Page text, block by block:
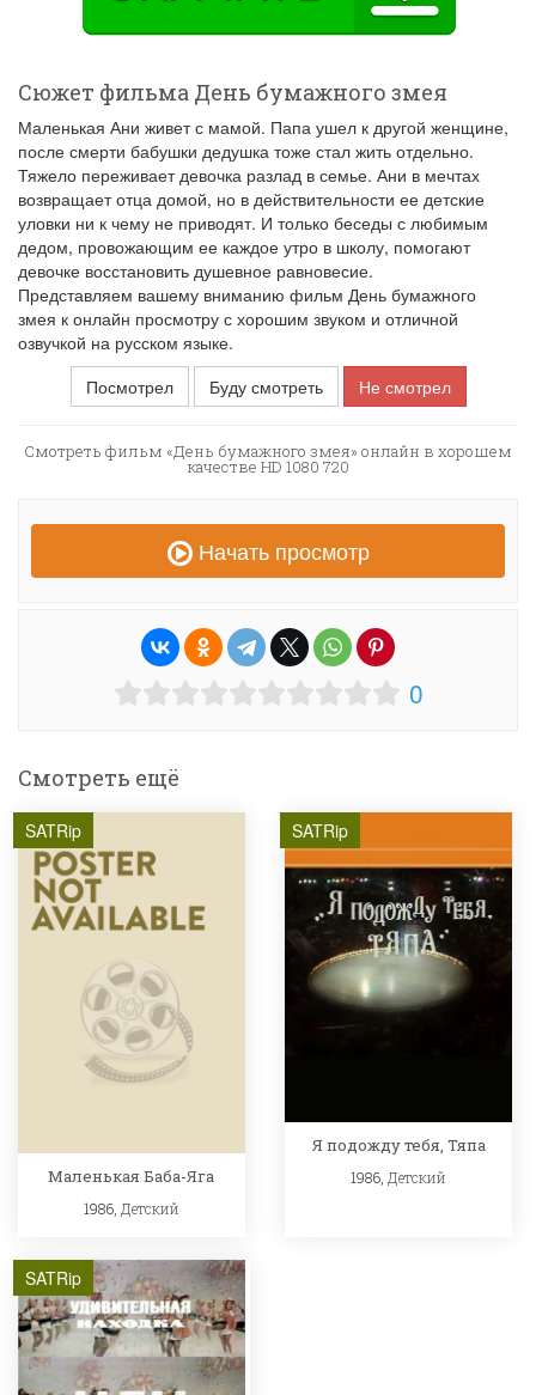
Сюжет фильма День бумажного змея
Маленькая Ани живет с мамой. Папа ушел к другой женщине,
после смерти бабушки дедушка тоже стал жить отдельно.
Тяжело переживает девочка разлад в семье. Ани в мечтах
возвращает отца домой, но в действительности ее детские
уловки ни к чему не приводят. И только беседы с любимым
дедом, провожающим ее каждое утро в школу, помогают
девочке восстановить душевное равновесие.
Представляем вашему вниманию фильм День бумажного
змея к онлайн просмотру с хорошим звуком и отличной
озвучкой на русском языке.
Посмотрел
Буду смотреть Не смотрел
Смотреть фильм «День бумажного змея» онлайн в хорошем
качестве HD 1080 720
Начать просмотр
0
Смотреть ещё
SATRip
Маленькая Баба-Яга
1986, Детский
SATRip
Я подожду тебя, Тяпа
1986, Детский
SATRip